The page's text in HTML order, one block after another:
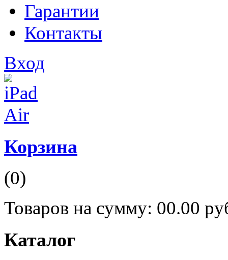
Гарантии
Контакты
Вход
Корзина
(0)
Товаров на сумму: 00.00
Каталог